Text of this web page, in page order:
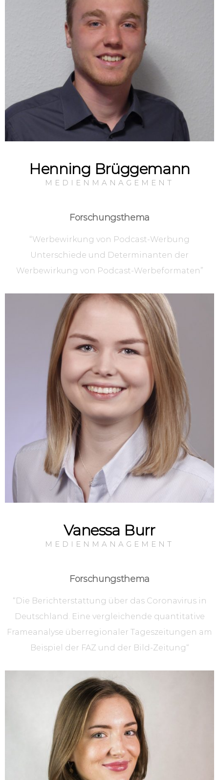
Henning Brüggemann
MEDIENMANAGEMENT
Forschungsthema
“Werbewirkung von Podcast-Werbung
Unterschiede und Determinanten der
Werbewirkung von Podcast-Werbeformaten”
Vanessa Burr
MEDIENMANAGEMENT
Forschungsthema
“Die Berichterstattung über das Coronavirus in
Deutschland. Eine vergleichende quantitative
Frameanalyse überregionaler Tageszeitungen am
Beispiel der FAZ und der Bild-Zeitung“